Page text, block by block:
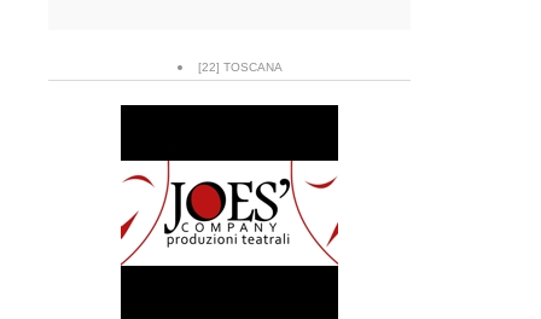
[22] TOSCANA